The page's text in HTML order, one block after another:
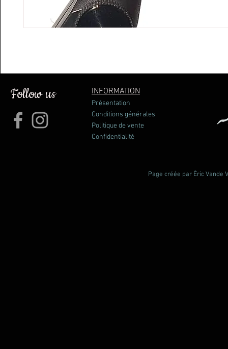
Follow us INFORMATION
Présentation
Conditions générales
Politique de vente
Confidentialité
Page créée par Èric Vande